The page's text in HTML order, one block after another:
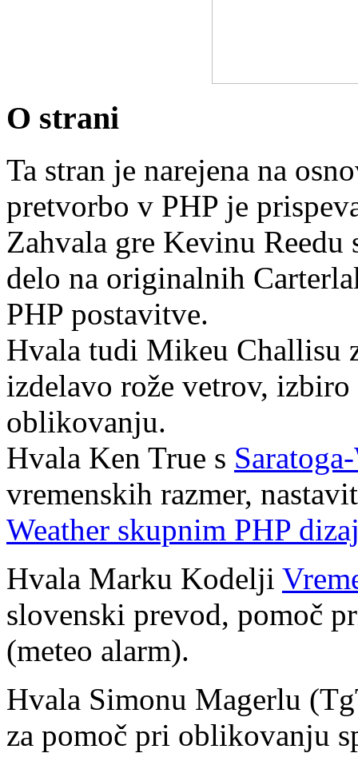
O strani
Ta stran je narejena na
pretvorbo v PHP je
Zahvala gre Kevinu Reedu
delo na originalnih
PHP postavitve.
Hvala tudi Mikeu Challisu
izdelavo rože vetrov,
oblikovanju.
Hvala Ken True s
vremenskih razmer,
Weather skupnim PHP
Hvala Marku Kodelji
slovenski prevod, pomoč
(meteo alarm).
Hvala Simonu Magerlu
za pomoč pri oblikovanju